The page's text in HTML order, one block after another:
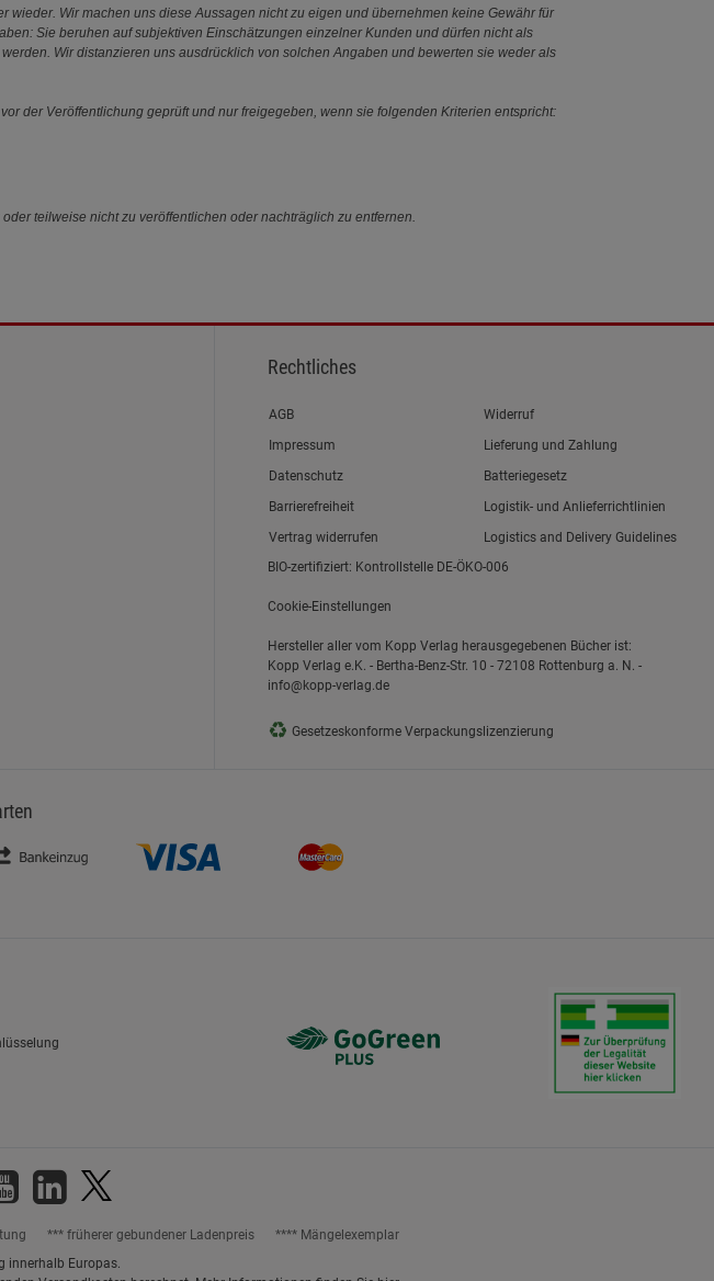
Wir machen uns diese Aussagen nicht zu eigen und übernehmen keine Gewähr für
Sie beruhen auf subjektiven Einschätzungen einzelner Kunden und dürfen nicht als
Wir distanzieren uns ausdrücklich von solchen Angaben und bewerten sie weder als
der Veröffentlichung geprüft und nur freigegeben, wenn sie folgenden Kriterien entspricht:
teilweise nicht zu veröffentlichen oder nachträglich zu entfernen.
Rechtliches
Link zum/zur
AGB
Link zum/zur
Impressum
Link zum/zur
Datenschutz
Link zum/zur
Barrierefreiheit
Vertrag widerrufen
Widerruf
Lieferung und Zahlung
Batteriegesetz
Logistik- und Anlieferrichtlinien
Logistics and Delivery Guidelines
BIO-zertifiziert: Kontrollstelle DE-ÖKO-006
Cookie-Einstellungen
Hersteller aller vom Kopp Verlag herausgegebenen Bücher ist:
Kopp Verlag e.K. - Bertha-Benz-Str. 10 - 72108 Rottenburg a. N. -
info@kopp-verlag.de
♻ Gesetzeskonforme Verpackungslizenzierung
*** früherer gebundener Ladenpreis
**** Mängelexemplar
innerhalb Europas.